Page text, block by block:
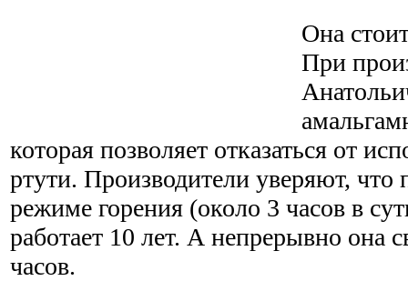
Она
При
которая позволяет отказаться от
ртути. Производители уверяют, что
режиме горения (около 3 часов в
работает 10 лет. А непрерывно она
часов.